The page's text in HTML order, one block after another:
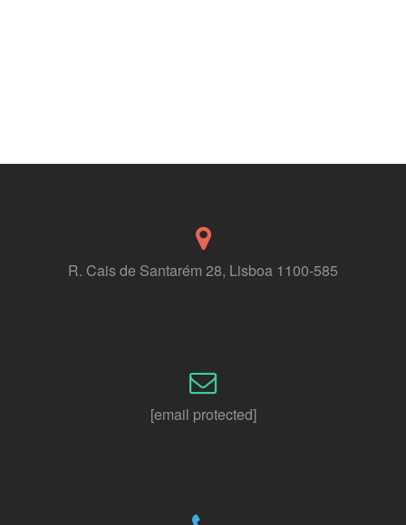
R. Cais de Santarém 28, Lisboa 1100-585
[email protected]